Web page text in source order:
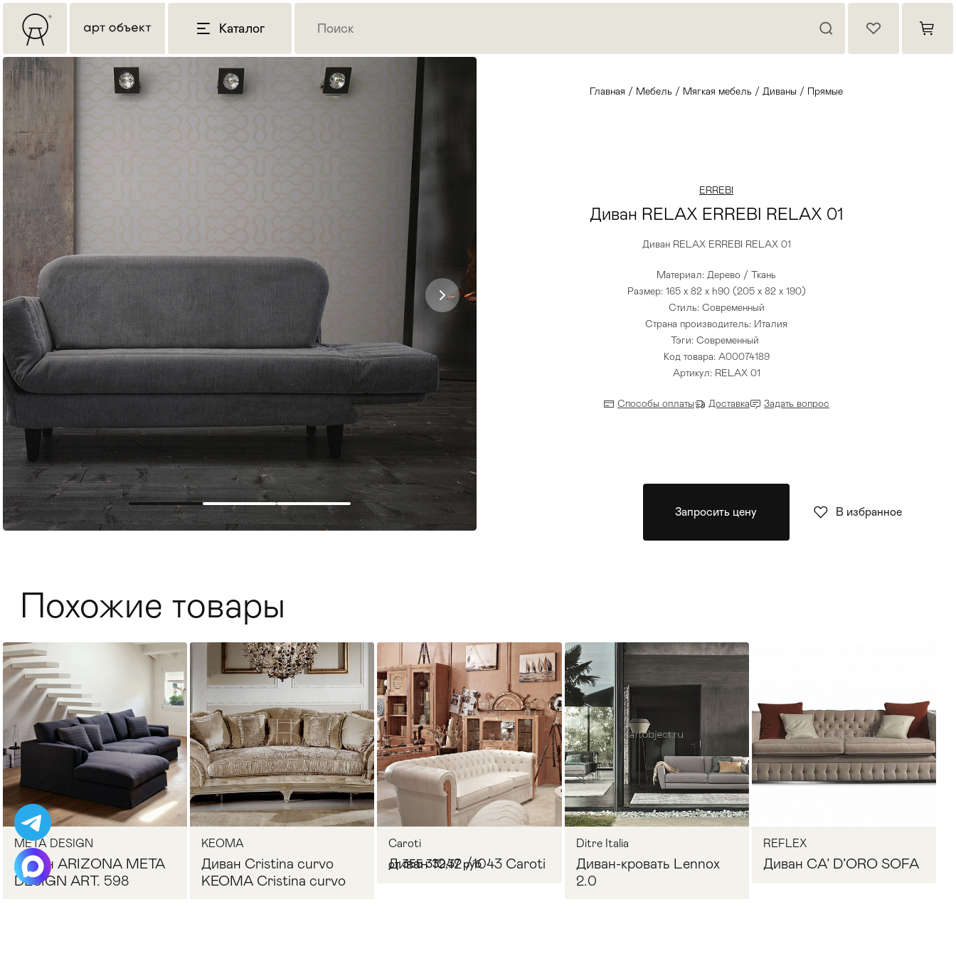
Каталог
Кровати
Стулья
Главная / Мебель / Мягкая мебель / Диваны / Прямые
ERREBI
Диван RELAX ERREBI RELAX 01
Диван RELAX ERREBI RELAX 01
Материал: Дерево / Ткань
Размер: 165 x 82 x h90 (205 x 82 x 190)
Стиль: Современный
Страна производитель: Италия
Тэги: Современный
Код товара: A00074189
Артикул: RELAX 01
Способы оплаты Доставка Задать вопрос
Запросить цену В избранное
Похожие товары
META DESIGN
Диван ARIZONA META
DESIGN ART. 598
KEOMA
Диван Cristina curvo
KEOMA Cristina curvo
Caroti
Диван 1042 /1043 Caroti
от 355 332,37 руб
Ditre Italia
Диван-кровать Lennox
2.0
REFLEX
Диван CA’ D’ORO SOFA